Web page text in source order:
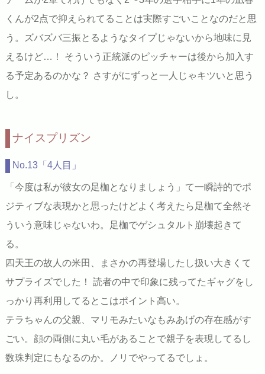
くんが2点で抑えられてることは実際すごいことなのだと思
う。ズバズバ三振とるようなタイプじゃないから地味に見
えるけど…！ そういう正統派のピッチャーは後から加入す
る予定あるのかな？ さすがにずっと一人じゃキツいと思う
し。
ナイスプリズン
No.13「4人目」
「今度は私が彼女の足枷となりましょう」て一瞬詩的でポ
ジティブな表現かと思ったけどよく考えたら足枷て全然そ
ういう意味じゃないわ。足枷でゲシュタルト崩壊起きて
る。
四天王の故人の米田、まさかの再登場したし扱い大きくて
サプライズでした！ 読者の中で印象に残ってたギャグをし
っかり再利用してるとこはポイント高い。
テラちゃんの父親、マリモみたいなもみあげの存在感がす
ごい。顔の両側に丸い毛があることで親子を表現してるし
数珠判定にもなるのか。ノリでやってるでしょ。